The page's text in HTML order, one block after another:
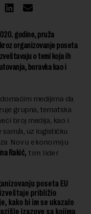
godine, pruža
organizovanje poseta
o temi koja ih
boravka kao i
medijima da
grupna, tematska
broj medija, kao i
a, uz logističku
a Novu ekonomiju
Rakić, tim lider
poseta EU
izveštaje približio
kako bi im se ukazalo
izazove sa kojima